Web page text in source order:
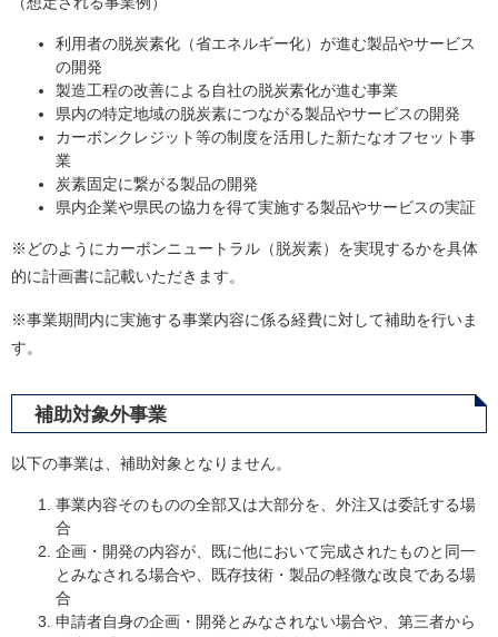
利用者の脱炭素化（省エネルギー化）が進む製品やサービス
の開発
製造工程の改善による自社の脱炭素化が進む事業
県内の特定地域の脱炭素につながる製品やサービスの開発
カーボンクレジット等の制度を活用した新たなオフセット事
業
炭素固定に繋がる製品の開発
県内企業や県民の協力を得て実施する製品やサービスの実証
※どのようにカーボンニュートラル（脱炭素）を実現するかを具体
的に計画書に記載いただきます。
※事業期間内に実施する事業内容に係る経費に対して補助を行いま
す。
補助対象外事業
以下の事業は、補助対象となりません。
事業内容そのものの全部又は大部分を、外注又は委託する場
合
企画・開発の内容が、既に他において完成されたものと同一
とみなされる場合や、既存技術・製品の軽微な改良である場
合
申請者自身の企画・開発とみなされない場合や、第三者から